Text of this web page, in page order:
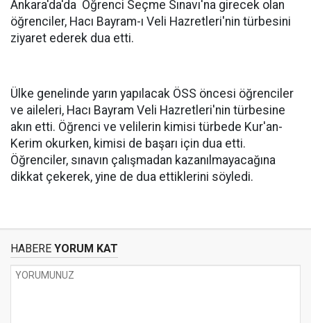
Ankara'da'da Öğrenci Seçme Sınavı'na girecek olan
öğrenciler, Hacı Bayram-ı Veli Hazretleri'nin türbesini
ziyaret ederek dua etti.
Ülke genelinde yarın yapılacak ÖSS öncesi öğrenciler
ve aileleri, Hacı Bayram Veli Hazretleri'nin türbesine
akın etti. Öğrenci ve velilerin kimisi türbede Kur'an-
Kerim okurken, kimisi de başarı için dua etti.
Öğrenciler, sınavın çalışmadan kazanılmayacağına
dikkat çekerek, yine de dua ettiklerini söyledi.
HABERE YORUM KAT